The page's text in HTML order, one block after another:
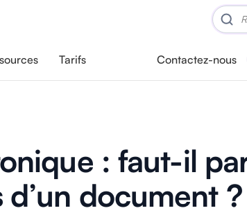
Tarifs Contactez-nous
: faut-il
document ?